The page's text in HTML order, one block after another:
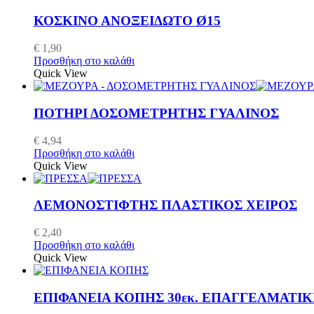
ΚΟΣΚΙΝΟ ΑΝΟΞΕΙΔΩΤΟ Ø15
€ 1,90
Προσθήκη στο καλάθι
Quick View
ΠΟΤΗΡΙ ΔΟΣΟΜΕΤΡΗΤΗΣ ΓΥΑΛΙΝΟΣ
€ 4,94
Προσθήκη στο καλάθι
Quick View
ΛΕΜΟΝΟΣΤΙΦΤΗΣ ΠΛΑΣΤΙΚΟΣ ΧΕΙΡΟΣ
€ 2,40
Προσθήκη στο καλάθι
Quick View
ΕΠΙΦΑΝΕΙΑ ΚΟΠΗΣ 30εκ.